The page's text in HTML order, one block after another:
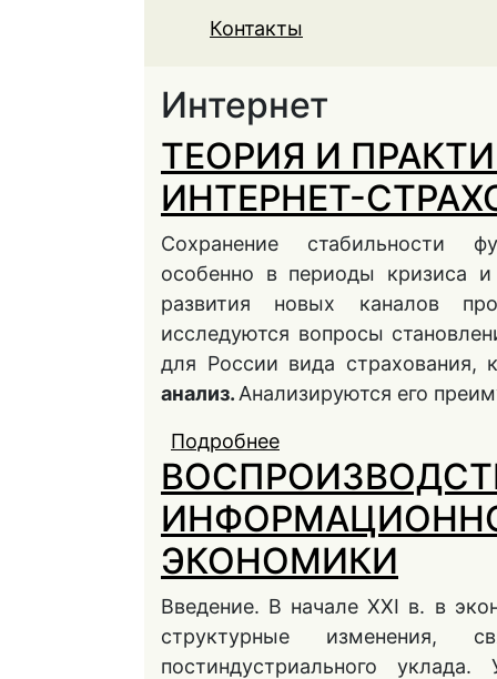
Контакты
Интернет
ТЕОРИЯ И
ИНТЕРНЕТ-
Сохранение стабильности
особенно в периоды кризиса и
развития новых каналов
исследуются вопросы
для России вида страхования,
анализ. Анализируются его
Подробнее
ЭКОНОМИКИ
Введение. В начале XXI в. в
структурные изменения,
постиндустриального